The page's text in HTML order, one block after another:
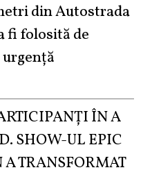
din Autostrada
fi folosită de
ÎN A
SHOW-UL EPIC
TRANSFORMAT